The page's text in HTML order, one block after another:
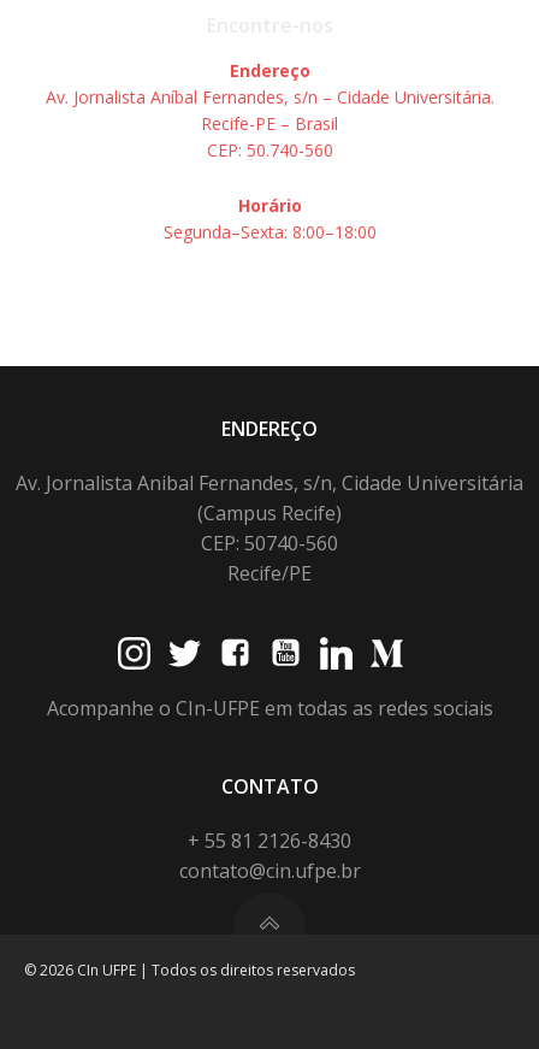
Endereço
Av. Jornalista Aníbal Fernandes, s/n – Cidade Universitária.
Recife-PE – Brasil
CEP: 50.740-560
Horário
Segunda–Sexta: 8:00–18:00
ENDEREÇO
Av. Jornalista Anibal Fernandes, s/n, Cidade Universitária
(Campus Recife)
CEP: 50740-560
Recife/PE
Acompanhe o CIn-UFPE em todas as redes sociais
CONTATO
+ 55 81 2126-8430
contato@cin.ufpe.br
© 2026 CIn UFPE | Todos os direitos reservados